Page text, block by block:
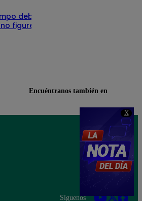
X
debe pasar
figuren en su
Encuéntranos también en
Síguenos